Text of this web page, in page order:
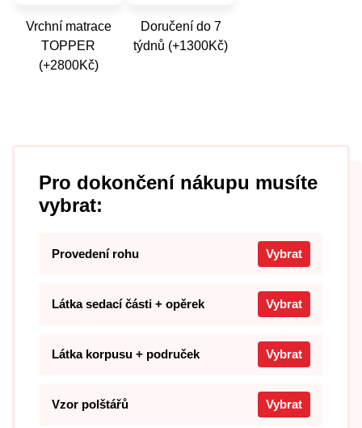
Vrchní matrace
TOPPER
(+2800Kč)
Doručení do 7
týdnů (+1300Kč)
Pro dokončení nákupu musíte
vybrat:
Provedení rohu Vybrat
Látka sedací části + opěrek Vybrat
Látka korpusu + područek Vybrat
Vzor polštářů Vybrat